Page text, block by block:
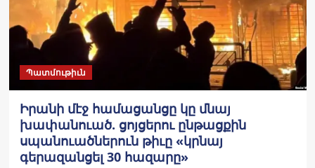
Պատմութիւն
Իրանի մէջ համացանցը կը մնայ
խափանուած. ցոյցերու ընթացքին
սպանուածներուն թիւը «կրնայ
գերազանցել 30 հազարը»